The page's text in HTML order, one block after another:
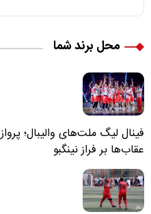
محل برند شما
فینال لیگ ملت‌های والیبال؛ پرواز
عقاب‌ها بر فراز نینگبو